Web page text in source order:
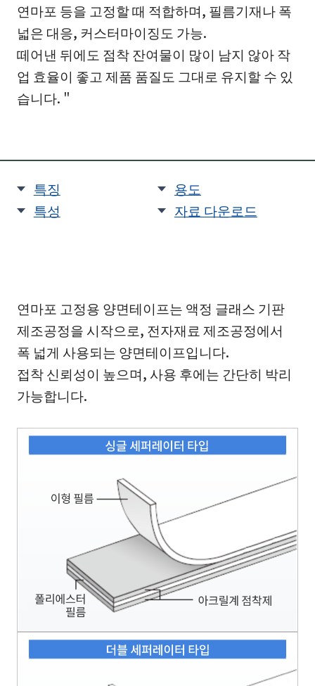
연마포 등을 고정할 때 적합하며, 필름기재나 폭
넓은 대응, 커스터마이징도 가능.
떼어낸 뒤에도 점착 잔여물이 많이 남지 않아 작
업 효율이 좋고 제품 품질도 그대로 유지할 수 있
습니다. "
특징
용도
특성
자료 다운로드
연마포 고정용 양면테이프는 액정 글래스 기판
제조공정을 시작으로, 전자재료 제조공정에서
폭 넓게 사용되는 양면테이프입니다.
접착 신뢰성이 높으며, 사용 후에는 간단히 박리
가능합니다.